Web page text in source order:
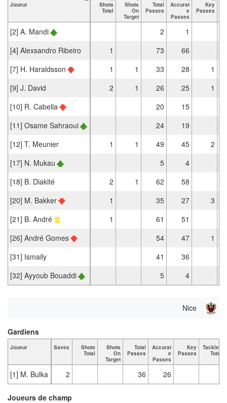
Joueur
Shots
Total
Shots
On
Target
Total
Passes
Accurat
e
Passes
Key
Passes
[2] A. Mandi 2
1
[4] Alexsandro Ribeiro
1 73
66
[7] H. Haraldsson
1 1 33 28
1
[9] J. David
2 1 26 25
1
[10] R. Cabella
20
15
[11] Osame Sahraoui
24
19
[12] T. Meunier
1 1 49 45
2
[17] N. Mukau
5
4
[18] B. Diakité
2 1 62
58
[20] M. Bakker
1 35 27
3
[21] B. André
1 61
51
[26] André Gomes
54 47
1
[31] Ismaily
41
36
[32] Ayyoub Bouaddi
5 4
Nice
Joueur Saves
Shots
Total
Shots
On
Target
Total
Passes
Accurat
e
Passes
Key
Passes
Tackles
Total
[1] M. Bulka 2 36 26
Gardiens
Joueurs de champ